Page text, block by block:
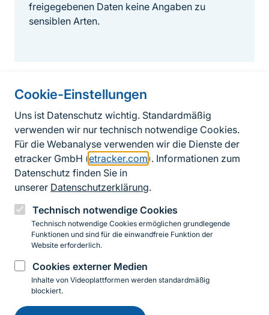
Cookie-Einstellungen
Uns ist Datenschutz wichtig. Standardmäßig
verwenden wir nur technisch notwendige Cookies.
Für die Webanalyse verwenden wir die Dienste der
etracker GmbH (etracker.com ). Informationen zum
Datenschutz finden Sie in
unserer Datenschutzerklärung.
Technisch notwendige Cookies
Technisch notwendige Cookies ermöglichen grundlegende
Funktionen und sind für die einwandfreie Funktion der
Website erforderlich.
Cookies externer Medien
Inhalte von Videoplattformen werden standardmäßig
blockiert.
Einwilligung
freigegebenen Daten keine Angaben zu
sensiblen Arten.
Informationen zur Seite
FußzeileKontakt zum BfN
Kontaktformular
Erklärung zur Barrierefreiheit
Impressum
Datenschutz
InstagramFacebookYouTubeLinkedIn